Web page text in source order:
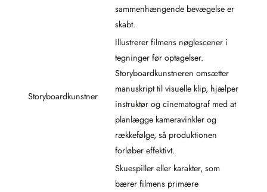
sammenhængende bevægelse er
skabt.
Storyboardkunstner
Illustrerer filmens nøglescener i
tegninger før optagelser.
Storyboardkunstneren omsætter
manuskript til visuelle klip, hjælper
instruktør og cinematograf med at
planlægge kameravinkler og
rækkefølge, så produktionen
forløber effektivt.
Skuespiller eller karakter, som
bærer filmens primære